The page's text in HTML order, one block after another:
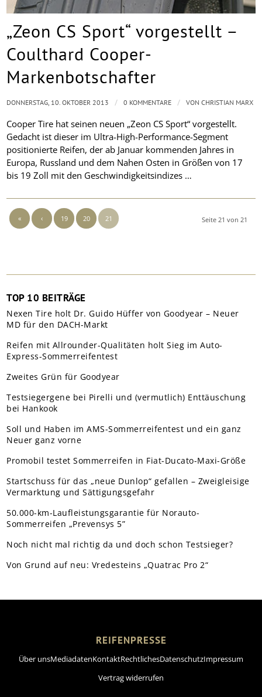
„Zeon CS Sport“ vorgestellt –
Coulthard Cooper-
Markenbotschafter
Cooper Tire hat seinen neuen „Zeon CS Sport“ vorgestellt.
Gedacht ist dieser im Ultra-High-Performance-Segment
positionierte Reifen, der ab Januar kommenden Jahres in
Europa, Russland und dem Nahen Osten in Größen von 17
bis 19 Zoll mit den Geschwindigkeitsindizes …
DONNERSTAG, 10. OKTOBER 2013 / 0 KOMMENTARE / VONCHRISTIAN MARX
Seite 21 von 21
« ‹ 19 20 21
TOP 10 BEITRÄGE
Nexen Tire holt Dr. Guido Hüffer von Goodyear – Neuer
MD für den DACH-Markt
Reifen mit Allrounder-Qualitäten holt Sieg im Auto-
Express-Sommerreifentest
Zweites Grün für Goodyear
Testsiegergene bei Pirelli und (vermutlich) Enttäuschung
bei Hankook
Soll und Haben im AMS-Sommerreifentest und ein ganz
Neuer ganz vorne
Promobil testet Sommerreifen in Fiat-Ducato-Maxi-Größe
Startschuss für das „neue Dunlop“ gefallen – Zweigleisige
Vermarktung und Sättigungsgefahr
50.000-km-Laufleistungsgarantie für Norauto-
Sommerreifen „Prevensys 5”
Noch nicht mal richtig da und doch schon Testsieger?
Von Grund auf neu: Vredesteins „Quatrac Pro 2“
REIFENPRESSE
Über unsMediadatenKontaktRechtlichesDatenschutzImpressum
Vertrag widerrufen